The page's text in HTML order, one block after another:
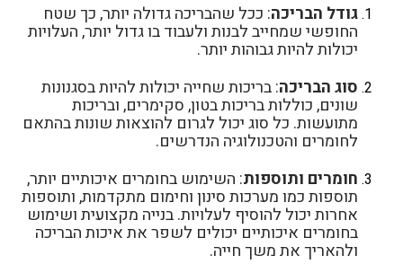
גודל הבריכה: ככל שהבריכה גדולה יותר, כך שטח
החופשי שמחייב לבנות ולעבוד בו גדול יותר, העלויות
יכולות להיות גבוהות יותר.
סוג הבריכה: בריכות שחייה יכולות להיות בסגנונות
שונים, כוללות בריכות בטון, סקימרים, ובריכות
מתועשות. כל סוג יכול לגרום להוצאות שונות בהתאם
לחומרים והטכנולוגיה הנדרשים.
חומרים ותוספות: השימוש בחומרים איכותיים יותר,
תוספות כמו מערכות סינון וחימום מתקדמות, ותוספות
אחרות יכול להוסיף לעלויות. בנייה מקצועית ושימוש
בחומרים איכותיים יכולים לשפר את איכות הבריכה
ולהאריך את משך חייה.